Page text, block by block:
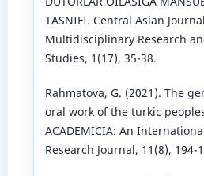
TASNIFI. Central Asian
Multidisciplinary Research
Studies, 1(17), 35-38.
Rahmatova, G. (2021). The
oral work of the turkic
ACADEMICIA: An
Research Journal, 11(8), 194-